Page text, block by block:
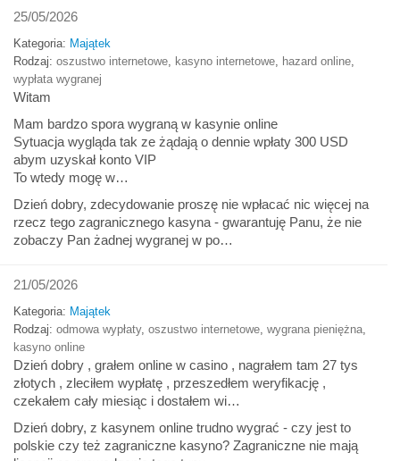
25/05/2026
Kategoria: Majątek
Rodzaj: oszustwo internetowe kasyno internetowe hazard online
wypłata wygranej
Witam
Mam bardzo spora wygraną w kasynie online
Sytuacja wygląda tak ze żądają o dennie wpłaty 300 USD
abym uzyskał konto VIP
To wtedy mogę w…
Dzień dobry, zdecydowanie proszę nie wpłacać nic więcej na
rzecz tego zagranicznego kasyna - gwarantuję Panu, że nie
zobaczy Pan żadnej wygranej w po…
21/05/2026
Kategoria: Majątek
Rodzaj: odmowa wypłaty, oszustwo internetowe wygrana pieniężna
kasyno online
Dzień dobry , grałem online w casino , nagrałem tam 27 tys
złotych , zleciłem wypłatę , przeszedłem weryfikację ,
czekałem cały miesiąc i dostałem wi…
Dzień dobry, z kasynem online trudno wygrać - czy jest to
polskie czy też zagraniczne kasyno? Zagraniczne nie mają